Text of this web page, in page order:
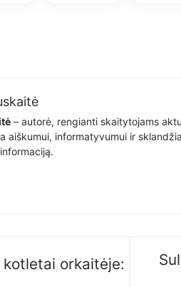
– autorė, rengianti skaitytojams
aiškumui, informatyvumui ir
orkaitėje: